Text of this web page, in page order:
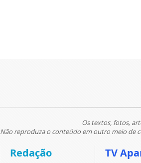
Os textos, fotos,
Não reproduza o conteúdo em outro meio de
Redação TV